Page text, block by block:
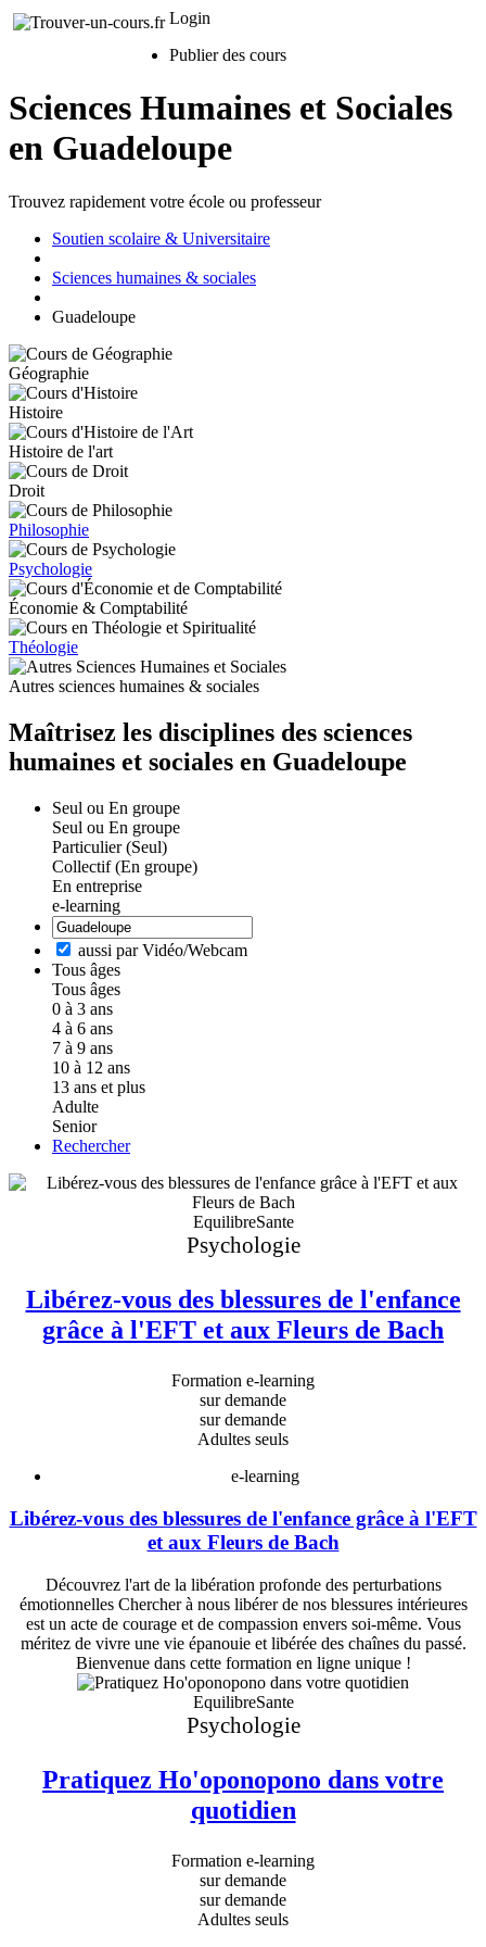
Login
Publier des cours
Sciences Humaines et Sociales
en Guadeloupe
Trouvez rapidement votre école ou professeur
Soutien scolaire & Universitaire
Sciences humaines & sociales
Guadeloupe
Géographie
Histoire
Histoire de l'art
Droit
Philosophie
Psychologie
Économie & Comptabilité
Théologie
Autres sciences humaines & sociales
Maîtrisez les disciplines des sciences
humaines et sociales en Guadeloupe
Seul ou En groupe
Seul ou En groupe
Particulier (Seul)
Collectif (En groupe)
En entreprise
e-learning
aussi par Vidéo/Webcam
Tous âges
Tous âges
0 à 3 ans
4 à 6 ans
7 à 9 ans
10 à 12 ans
13 ans et plus
Adulte
Senior
Rechercher
EquilibreSante
Psychologie
Libérez-vous des blessures de l'enfance
grâce à l'EFT et aux Fleurs de Bach
Formation e-learning
sur demande
sur demande
Adultes seuls
e-learning
Libérez-vous des blessures de l'enfance grâce à l'EFT
et aux Fleurs de Bach
Découvrez l'art de la libération profonde des perturbations
émotionnelles Chercher à nous libérer de nos blessures intérieures
est un acte de courage et de compassion envers soi-même. Vous
méritez de vivre une vie épanouie et libérée des chaînes du passé.
Bienvenue dans cette formation en ligne unique !
EquilibreSante
Psychologie
Pratiquez Ho'oponopono dans votre
quotidien
Formation e-learning
sur demande
sur demande
Adultes seuls